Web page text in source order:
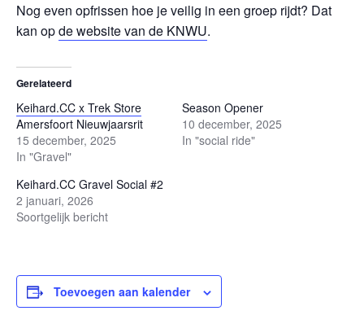
Nog even opfrissen hoe je veilig in een groep rijdt? Dat
kan opde website van de KNWU.
Gerelateerd
Keihard.CC x Trek Store
Amersfoort Nieuwjaarsrit
15 december, 2025
In "Gravel"
Season Opener
10 december, 2025
In "social ride"
Keihard.CC Gravel Social #2
2 januari, 2026
Soortgelijk bericht
Toevoegen aan kalender